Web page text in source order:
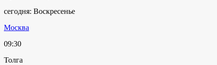
сегодня: Воскресенье
Москва
09:30
Толга